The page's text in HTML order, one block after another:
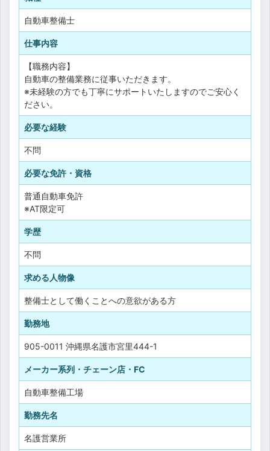
自動車整備士
仕事内容
【職務内容】
自動車の整備業務に従事いただきます。
※未経験の方でも丁寧にサポートいたしますのでご安心く
ださい。
必要な経験
不問
必要な免許・資格
普通自動車免許
※AT限定可
学歴
不問
求める人物像
整備士として働くことへの意欲がある方
勤務地
905-0011 沖縄県名護市宮里444-1
メーカー系列・チェーン店・FC
自動車整備工場
勤務先名
名護営業所